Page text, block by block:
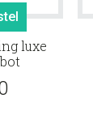
luxe